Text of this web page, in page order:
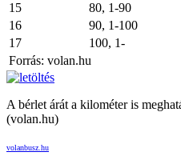
15
80, 1-90
16
90, 1-100
17
100, 1-
Forrás: volan.hu
A bérlet árát a kilométer is
(volan.hu)
volanbusz.hu